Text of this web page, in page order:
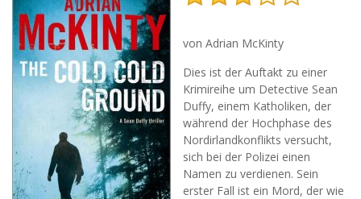
von Adrian McKinty
Dies ist der Auftakt zu einer
Krimireihe um Detective Sean
Duffy, einem Katholiken, der
während der Hochphase des
Nordirlandkonflikts versucht,
sich bei der Polizei einen
Namen zu verdienen. Sein
erster Fall ist ein Mord, der wie